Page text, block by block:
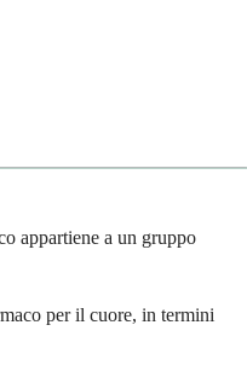
appartiene a un gruppo
per il cuore, in termini